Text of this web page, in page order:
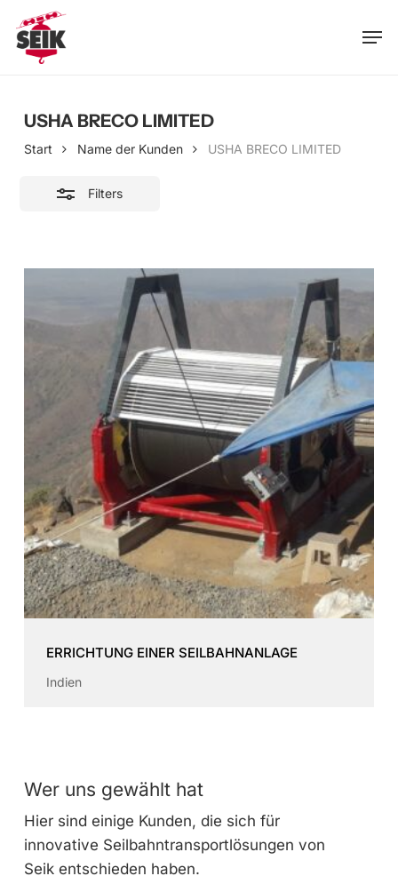
main
USHA BRECO LIMITED
Start Name der Kunden USHA BRECO LIMITED
Filters
ERRICHTUNG EINER SEILBAHNANLAGE
Indien
Wer uns gewählt hat
Hier sind einige Kunden, die sich für
innovative Seilbahntransportlösungen von
Seik entschieden haben.